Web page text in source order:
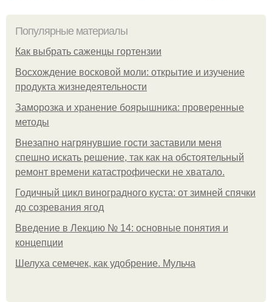
Популярные материалы
Как выбрать саженцы гортензии
Восхождение восковой моли: открытие и изучение
продукта жизнедеятельности
Заморозка и хранение боярышника: проверенные
методы
Внезапно нагрянувшие гости заставили меня
спешно искать решение, так как на обстоятельный
ремонт времени катастрофически не хватало.
Годичный цикл виноградного куста: от зимней спячки
до созревания ягод
Введение в Лекцию № 14: основные понятия и
концепции
Шелуха семечек, как удобрение. Мульча